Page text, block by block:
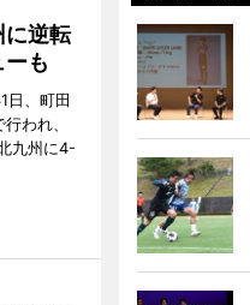
逆転
も
日、町田
われ、
九州に4-